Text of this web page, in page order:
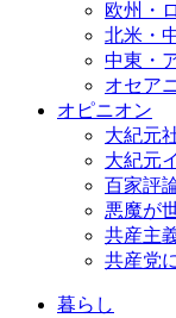
欧州・
北米・
中東・
オセア
オピニオン
大紀元
大紀元
百家評
悪魔が
共産主
共産党
暮らし